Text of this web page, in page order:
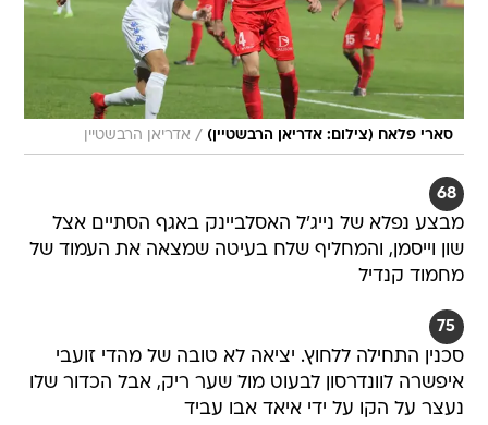
סארי פלאח (צילום: אדריאן הרבשטיין) / אדריאן הרבשטיין
68
מבצע נפלא של נייג'ל האסלביינק באגף הסתיים אצל
שון וייסמן, והמחליף שלח בעיטה שמצאה את העמוד של
מחמוד קנדיל
75
סכנין התחילה ללחוץ. יציאה לא טובה של מהדי זועבי
איפשרה לוונדרסון לבעוט מול שער ריק, אבל הכדור שלו
נעצר על הקו על ידי איאד אבו עביד